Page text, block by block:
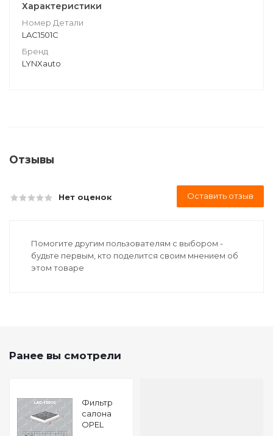
Характеристики
Номер Детали
LAC1501C
Бренд
LYNXauto
Отзывы
Нет оценок Оставить отзыв
Помогите другим пользователям с выбором -
будьте первым, кто поделится своим мнением об
этом товаре
Ранее вы смотрели
Фильтр
салона
OPEL